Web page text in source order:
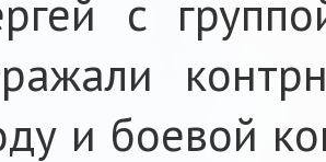
с
и боевой